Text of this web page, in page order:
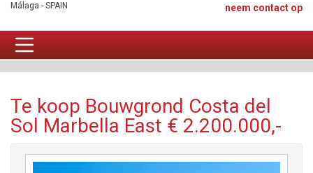
neem contact op
Málaga - SPAIN
Te koop Bouwgrond Costa del
Sol Marbella East € 2.200.000,-